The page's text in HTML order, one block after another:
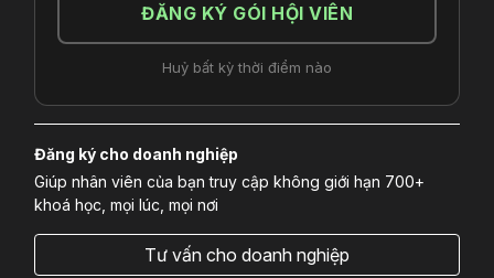
ĐĂNG KÝ GÓI HỘI VIÊN
Huỷ bất kỳ thời điểm nào
Đăng ký cho doanh nghiệp
Giúp nhân viên của bạn truy cập không giới hạn 700+
khoá học, mọi lúc, mọi nơi
Tư vấn cho doanh nghiệp